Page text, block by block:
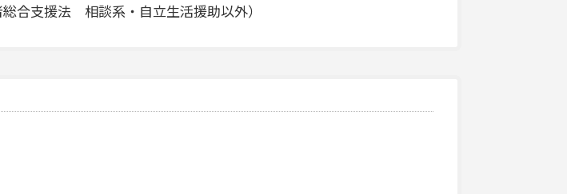
合支援法 相談系・自立生活援助以外）